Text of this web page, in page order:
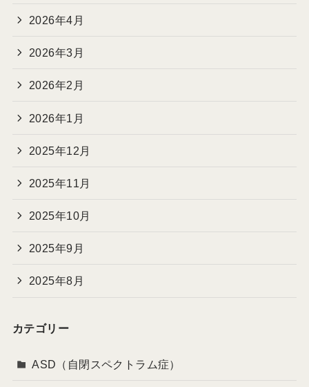
2026年4月
2026年3月
2026年2月
2026年1月
2025年12月
2025年11月
2025年10月
2025年9月
2025年8月
カテゴリー
ASD（自閉スペクトラム症）